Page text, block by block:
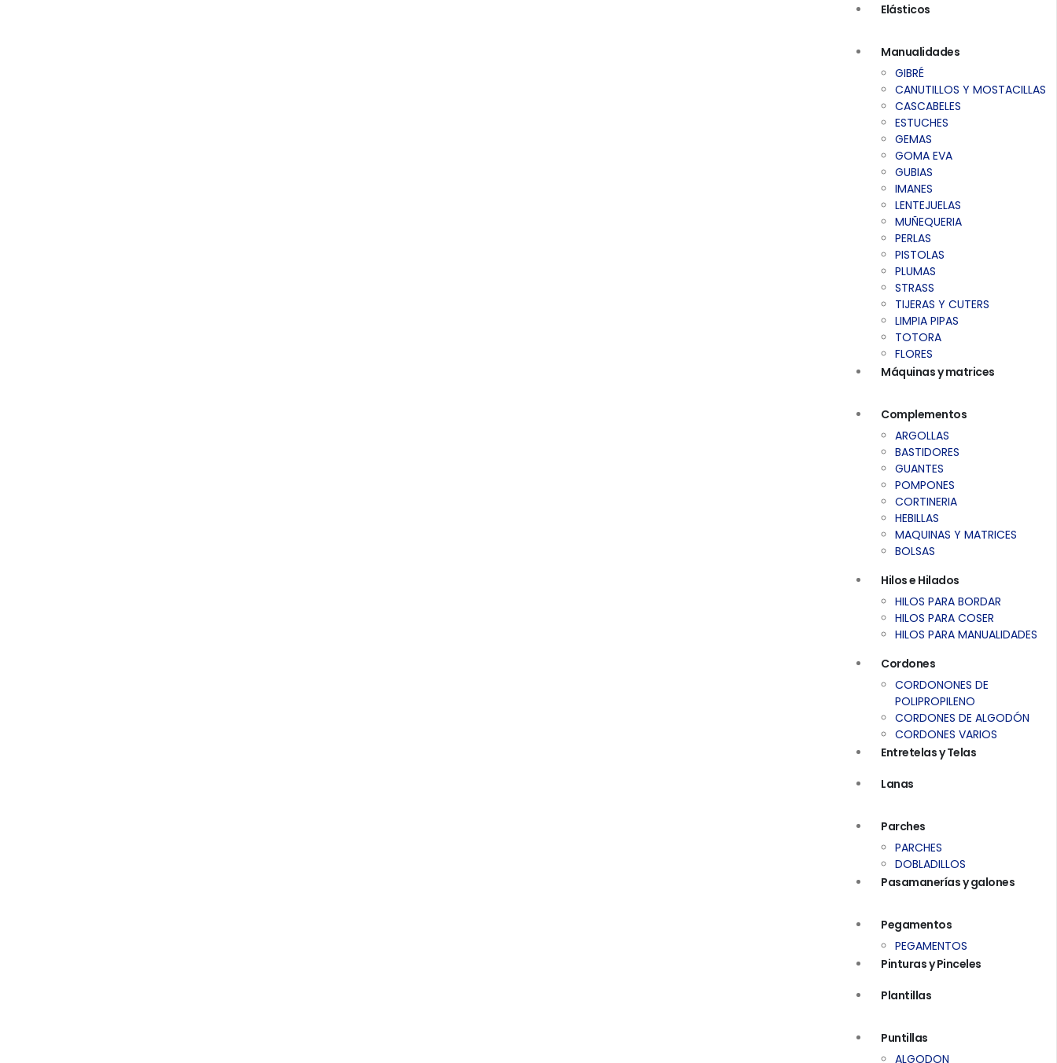
Elásticos
Manualidades
GIBRÉ
CANUTILLOS Y MOSTACILLAS
CASCABELES
ESTUCHES
GEMAS
GOMA EVA
GUBIAS
IMANES
LENTEJUELAS
MUÑEQUERIA
PERLAS
PISTOLAS
PLUMAS
STRASS
TIJERAS Y CUTERS
LIMPIA PIPAS
TOTORA
FLORES
Máquinas y matrices
Complementos
ARGOLLAS
BASTIDORES
GUANTES
POMPONES
CORTINERIA
HEBILLAS
MAQUINAS Y MATRICES
BOLSAS
Hilos e Hilados
HILOS PARA BORDAR
HILOS PARA COSER
HILOS PARA MANUALIDADES
Cordones
CORDONONES DE
POLIPROPILENO
CORDONES DE ALGODÓN
CORDONES VARIOS
Entretelas y Telas
Lanas
Parches
PARCHES
DOBLADILLOS
Pasamanerías y galones
Pegamentos
PEGAMENTOS
Pinturas y Pinceles
Plantillas
Puntillas
ALGODON